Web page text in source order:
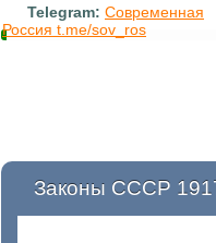
Telegram: Современная
Россия t.me/sov_ros
Законы СССР